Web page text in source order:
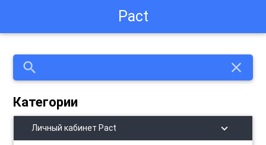
Pact
search close
Категории
Личный кабинет Pact chevron_right